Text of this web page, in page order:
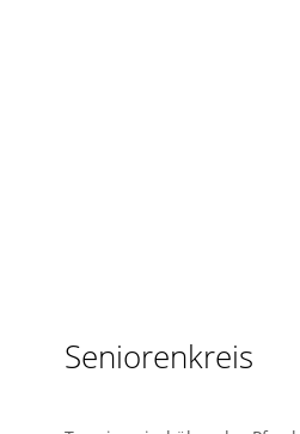
Seniorenkreis